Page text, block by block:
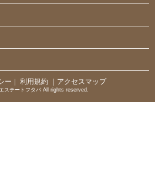
ー ｜ 利用規約 ｜アクセスマップ
ステートフタバ All rights reserved.